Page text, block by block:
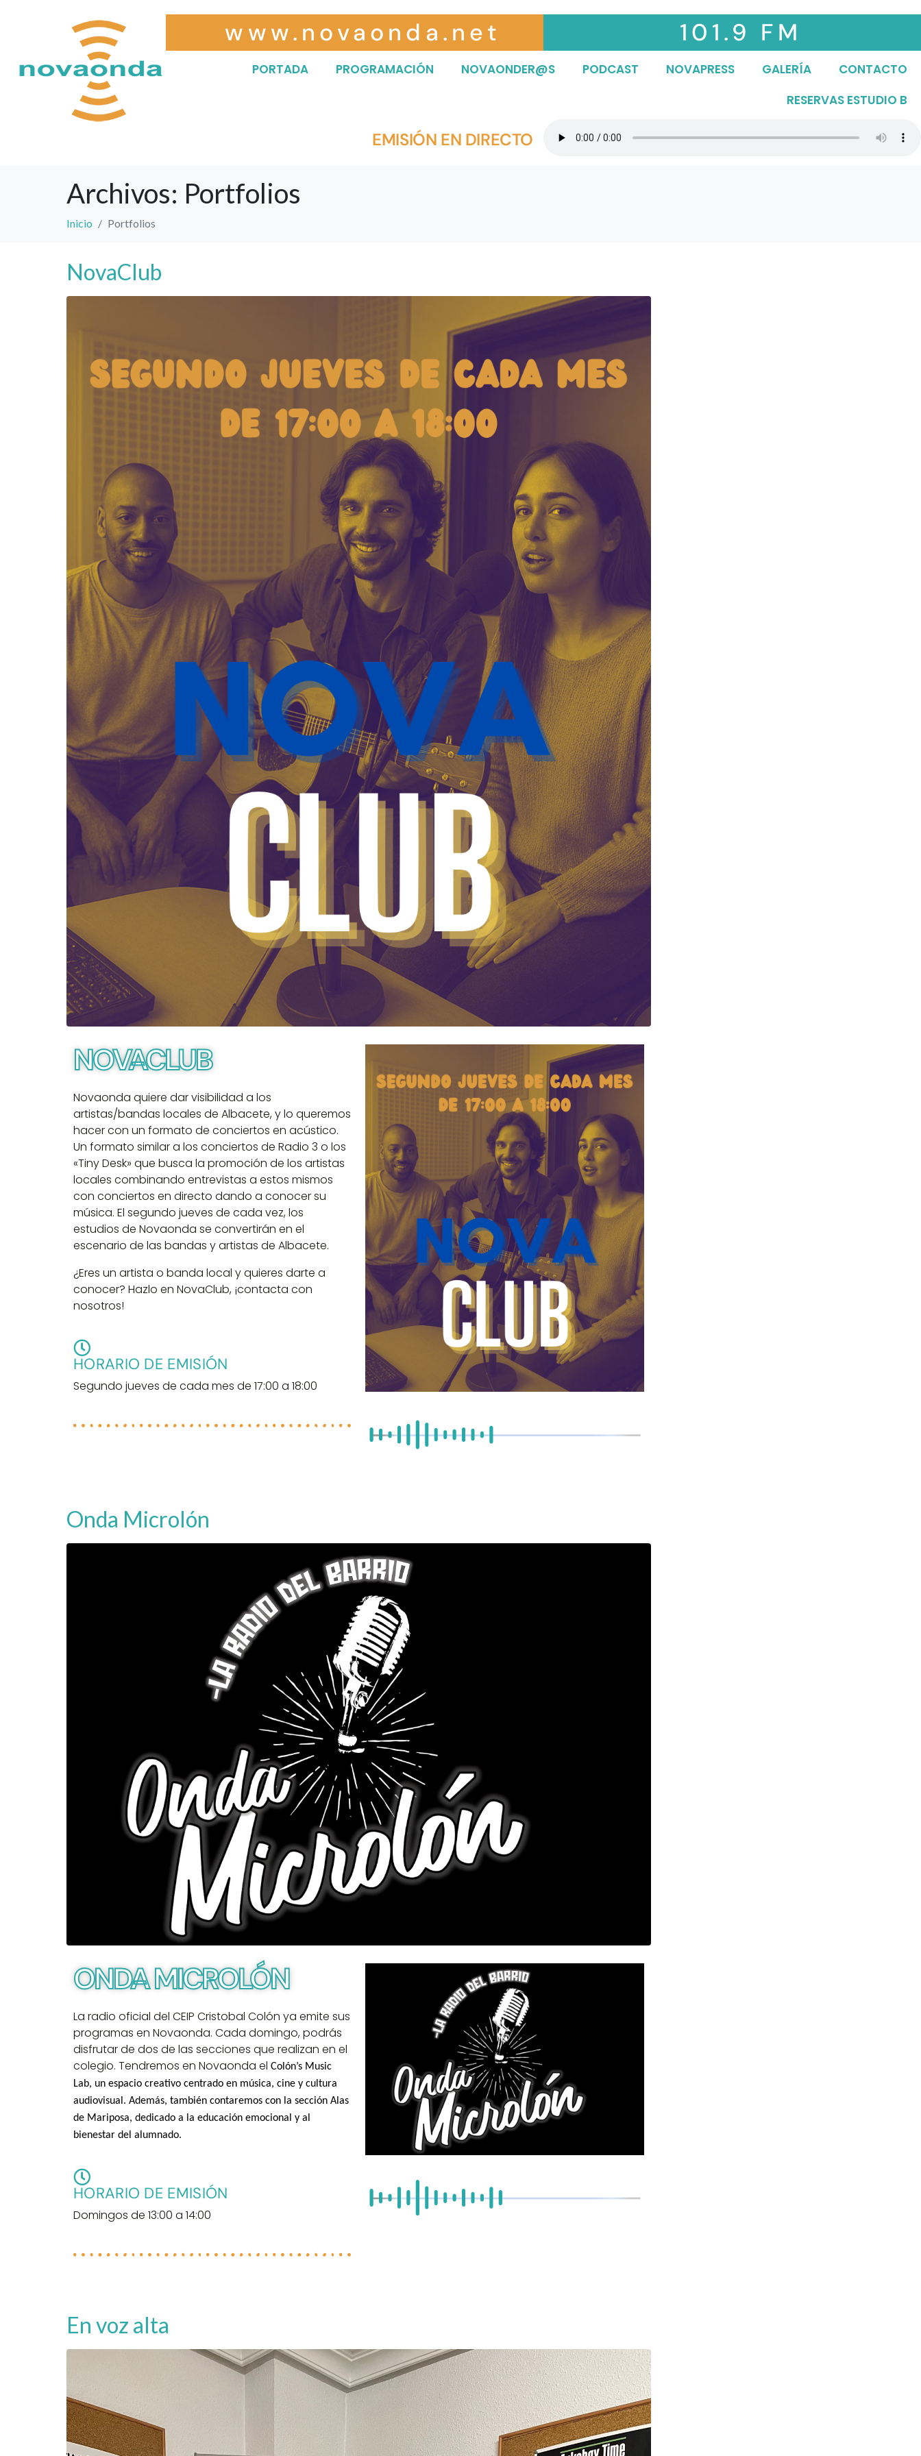
www.novaonda.net 101.9 FM
PORTADA PROGRAMACIÓN NOVAONDER@S PODCAST NOVAPRESS GALERÍA
CONTACTO
RESERVAS ESTUDIO B
EMISIÓN EN DIRECTO
Archivos: Portfolios
Inicio Portfolios
NovaClub
NOVACLUB
Novaonda quiere dar visibilidad a los
artistas/bandas locales de Albacete, y lo queremos
hacer con un formato de conciertos en acústico.
Un formato similar a los conciertos de Radio 3 o los
«Tiny Desk» que busca la promoción de los artistas
locales combinando entrevistas a estos mismos
con conciertos en directo dando a conocer su
música. El segundo jueves de cada vez, los
estudios de Novaonda se convertirán en el
escenario de las bandas y artistas de Albacete.
¿Eres un artista o banda local y quieres darte a
conocer? Hazlo en NovaClub, ¡contacta con
nosotros!
HORARIO DE EMISIÓN
Segundo jueves de cada mes de 17:00 a 18:00
Onda Microlón
ONDA MICROLÓN
La radio oficial del CEIP Cristobal Colón ya emite sus
programas en Novaonda. Cada domingo, podrás
disfrutar de dos de las secciones que realizan en el
colegio. Tendremos en Novaonda el Colón’s Music
Lab, un espacio creativo centrado en música, cine y cultura
audiovisual. Además, también contaremos con la sección Alas
de Mariposa, dedicado a la educación emocional y al
bienestar del alumnado.
HORARIO DE EMISIÓN
Domingos de 13:00 a 14:00
En voz alta